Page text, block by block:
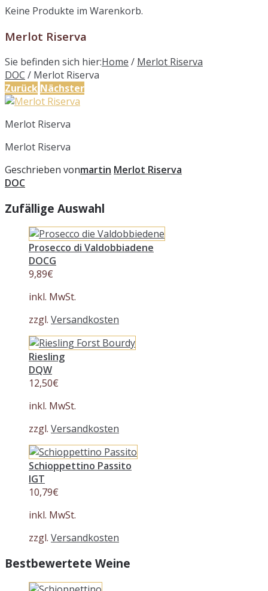
Keine Produkte im Warenkorb.
Merlot Riserva
Sie befinden sich hier:Home / Merlot Riserva
DOC / Merlot Riserva
Zurück Nächster
Merlot Riserva
Merlot Riserva
Geschrieben vonmartin Merlot Riserva
DOC
Zufällige Auswahl
Prosecco di Valdobbiadene
DOCG
9,89€
inkl. MwSt.
zzgl. Versandkosten
Riesling
DQW
12,50€
inkl. MwSt.
zzgl. Versandkosten
Schioppettino Passito
IGT
10,79€
inkl. MwSt.
zzgl. Versandkosten
Bestbewertete Weine